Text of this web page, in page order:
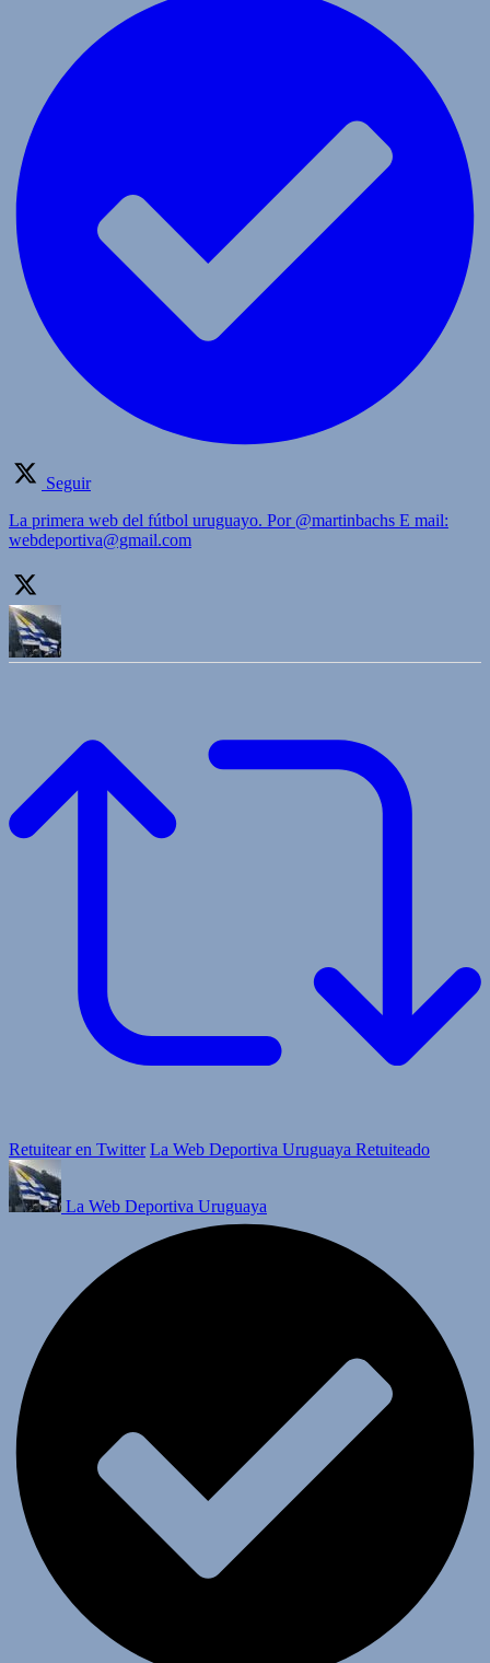
Seguir
La primera web del fútbol uruguayo. Por @martinbachs E mail:
webdeportiva@gmail.com
Retuitear en Twitter La Web Deportiva Uruguaya Retuiteado
La Web Deportiva Uruguaya